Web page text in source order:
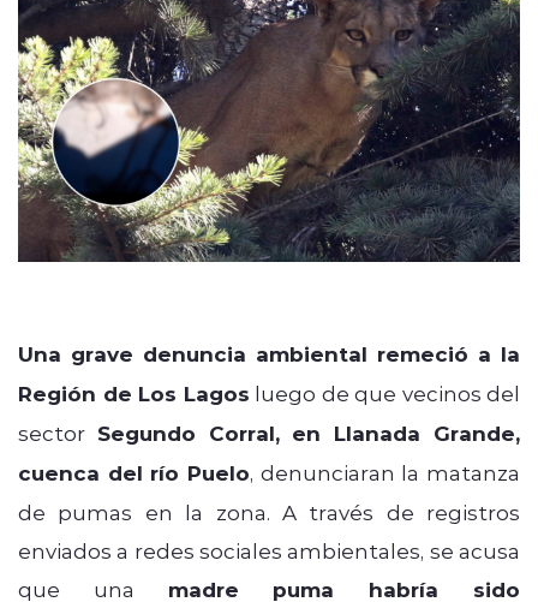
Una grave denuncia ambiental remeció a la
Región de Los Lagos luego de que vecinos del
sector Segundo Corral, en Llanada Grande,
cuenca del río Puelo, denunciaran la matanza
de pumas en la zona. A través de registros
enviados a redes sociales ambientales, se acusa
que una madre puma habría sido